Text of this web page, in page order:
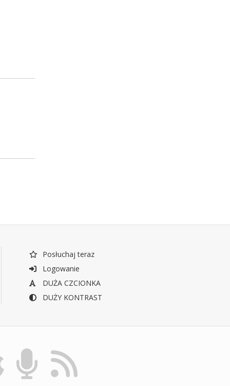
Posłuchaj teraz
Logowanie
DUŻA CZCIONKA
DUŻY KONTRAST